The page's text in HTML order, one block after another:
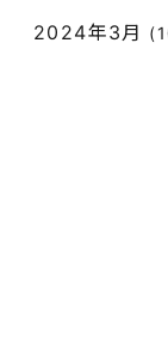
2024年3月